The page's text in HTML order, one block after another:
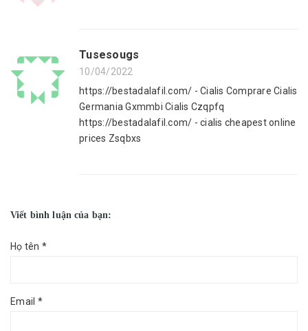
Tusesougs
10/04/2022
https://bestadalafil.com/ - Cialis Comprare Cialis
Germania Gxmmbi Cialis Czqpfq
https://bestadalafil.com/ - cialis cheapest online
prices Zsqbxs
Viết bình luận của bạn:
Họ tên *
Email *